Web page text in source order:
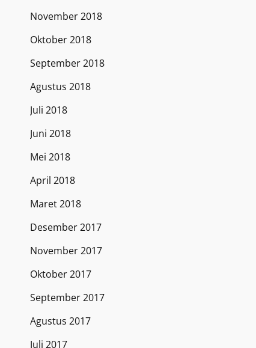
November 2018
Oktober 2018
September 2018
Agustus 2018
Juli 2018
Juni 2018
Mei 2018
April 2018
Maret 2018
Desember 2017
November 2017
Oktober 2017
September 2017
Agustus 2017
Juli 2017